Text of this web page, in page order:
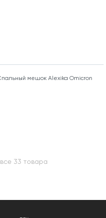
мешок Alexika Omicron
33 товара